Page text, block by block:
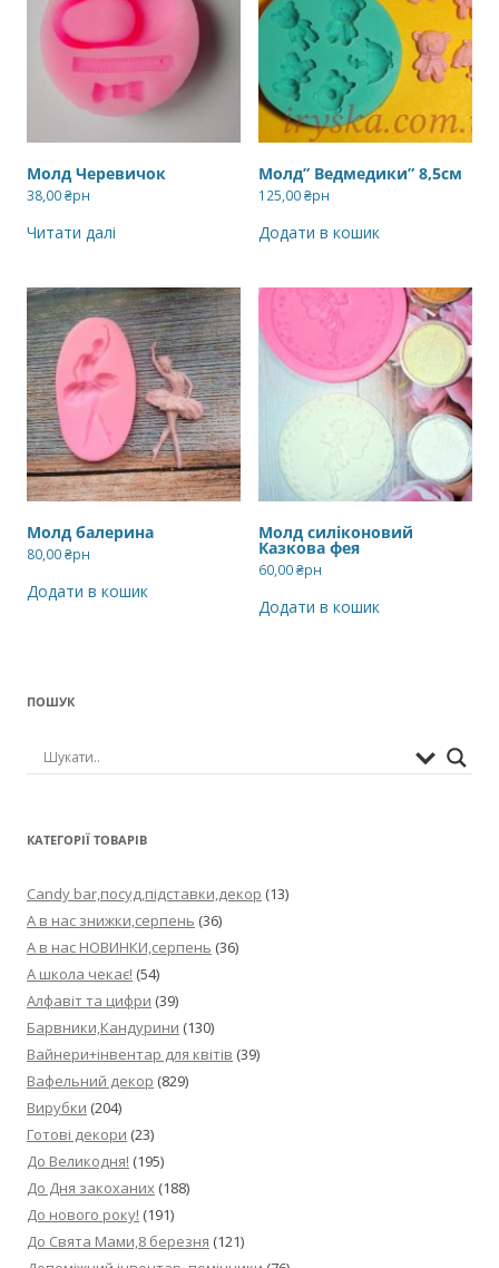
Молд Черевичок
38,00₴рн
Читати далі
Молд” Ведмедики” 8,5см
125,00₴рн
Додати в кошик
Молд балерина
80,00₴рн
Додати в кошик
Молд силіконовий
Казкова фея
60,00₴рн
Додати в кошик
ПОШУК
КАТЕГОРІЇ ТОВАРІВ
Candy bar,посуд,підставки,декор (13)
А в нас знижки,серпень (36)
А в нас НОВИНКИ,серпень (36)
А школа чекає! (54)
Алфавіт та цифри (39)
Барвники,Кандурини (130)
Вайнери+інвентар для квітів (39)
Вафельний декор (829)
Вирубки (204)
Готові декори (23)
До Великодня! (195)
До Дня закоханих (188)
До нового року! (191)
До Свята Мами,8 березня (121)